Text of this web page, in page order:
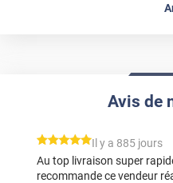
Avis de
*****
Il y a 885 jours
Au top livraison super
recommande ce vendeur